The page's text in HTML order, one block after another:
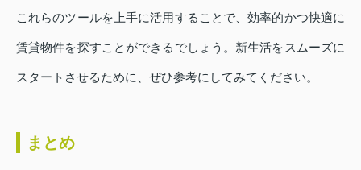
これらのツールを上手に活用することで、効率的かつ快適に
賃貸物件を探すことができるでしょう。新生活をスムーズに
スタートさせるために、ぜひ参考にしてみてください。
まとめ